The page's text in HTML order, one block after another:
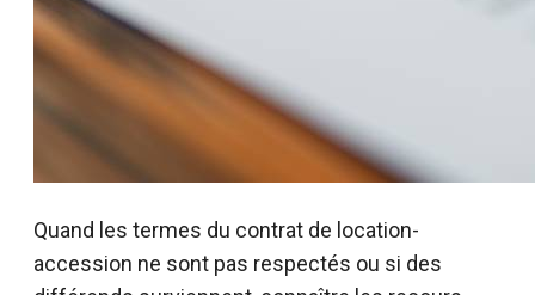
Quand les termes du contrat de location-
accession ne sont pas respectés ou si des